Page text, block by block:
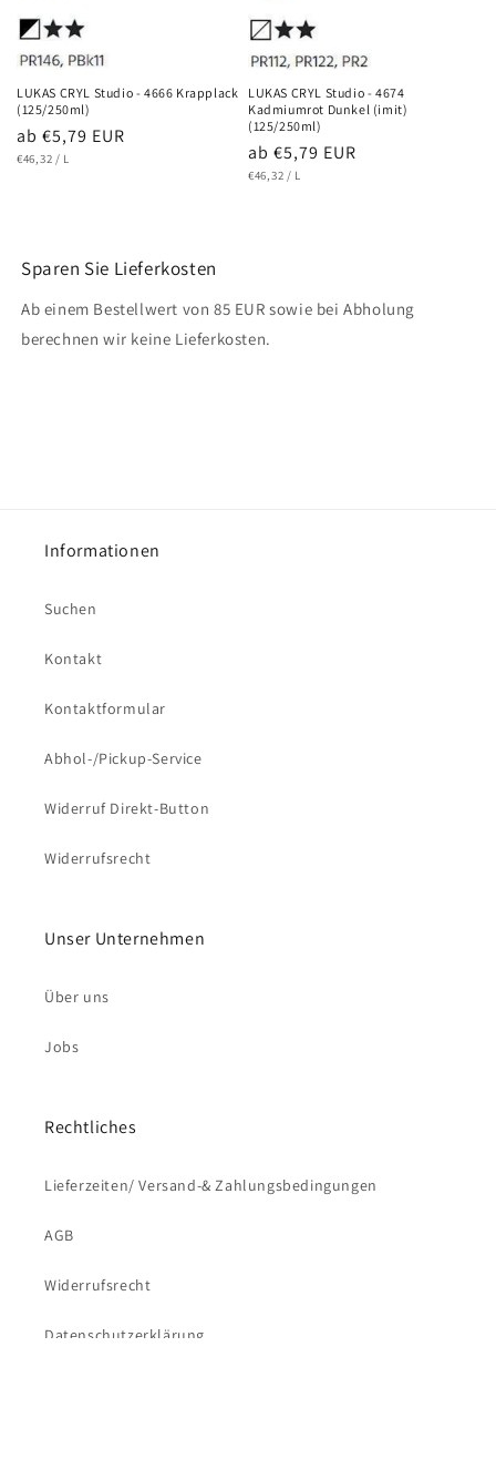
Versandkostenfrei bestellen ab 69€
LUKAS CRYL Studio - 4666 Krapplack
(125/250ml)
Normaler
Preis
ab €5,79 EUR
GRUNDPREIS
€46,32 / PRO
L
LUKAS CRYL Studio - 4674
Kadmiumrot Dunkel (imit)
(125/250ml)
Normaler
Preis
ab €5,79 EUR
GRUNDPREIS
€46,32 / PRO
L
Sparen Sie Lieferkosten
Ab einem Bestellwert von 85 EUR sowie bei Abholung
berechnen wir keine Lieferkosten.
Informationen
Suchen
Kontakt
Kontaktformular
Abhol-/Pickup-Service
Widerruf Direkt-Button
Widerrufsrecht
Unser Unternehmen
Über uns
Jobs
Rechtliches
Lieferzeiten/ Versand-& Zahlungsbedingungen
AGB
Widerrufsrecht
Datenschutzerklärung